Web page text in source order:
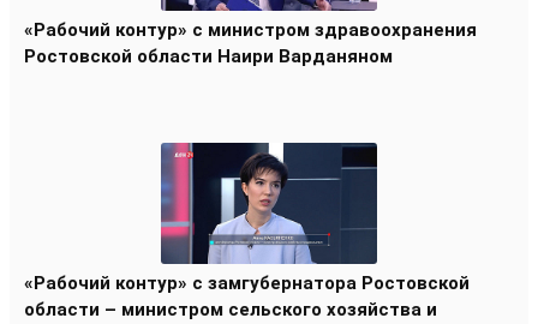
«Рабочий контур» с министром здравоохранения
Ростовской области Наири Варданяном
«Рабочий контур» с замгубернатора Ростовской
области – министром сельского хозяйства и